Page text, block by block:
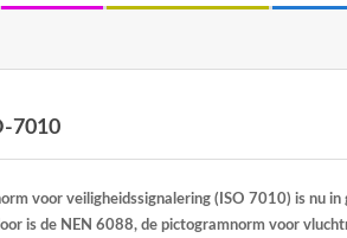
7010
voor veiligheidssignalering (ISO 7010) is nu in
is de NEN 6088, de pictogramnorm voor